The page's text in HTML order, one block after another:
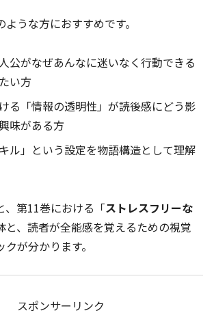
うな方におすすめです。
公がなぜあんなに迷いなく行動できる
い方
る「情報の透明性」が読後感にどう影
味がある方
キル」という設定を物語構造として理解
、第11巻における「ストレスフリーな
と、読者が全能感を覚えるための視覚
が分かります。
スポンサーリンク